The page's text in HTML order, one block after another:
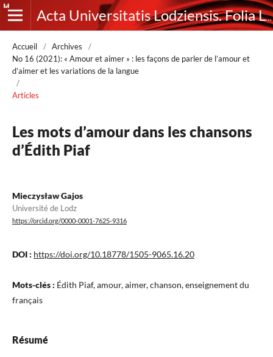
Acta Universitatis Lodziensis. Folia Litteraria Romanica
Accueil / Archives
/
No 16 (2021): « Amour et aimer » : les façons de parler de l’amour et
d’aimer et les variations de la langue
/
Articles
Les mots d’amour dans les chansons
d’Édith Piaf
Mieczysław Gajos
Université de Lodz
https://orcid.org/0000-0001-7625-9316
DOI : https://doi.org/10.18778/1505-9065.16.20
Mots-clés : Édith Piaf, amour, aimer, chanson, enseignement du
français
Résumé